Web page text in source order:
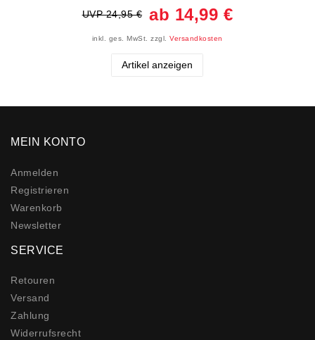
UVP 24,95 € ab 14,99 €
inkl. ges. MwSt. zzgl.Versandkosten
Artikel anzeigen
MEIN KONTO
Anmelden
Registrieren
Warenkorb
Newsletter
SERVICE
Retouren
Versand
Zahlung
Widerrufs­recht